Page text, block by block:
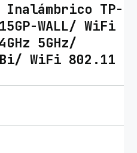
Inalámbrico TP-
WALL/ WiFi
5GHz/
WiFi 802.11